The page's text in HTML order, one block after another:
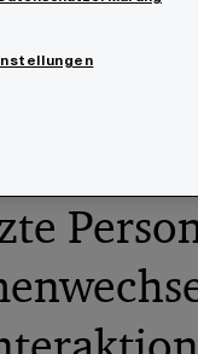
ihre
Rolle,